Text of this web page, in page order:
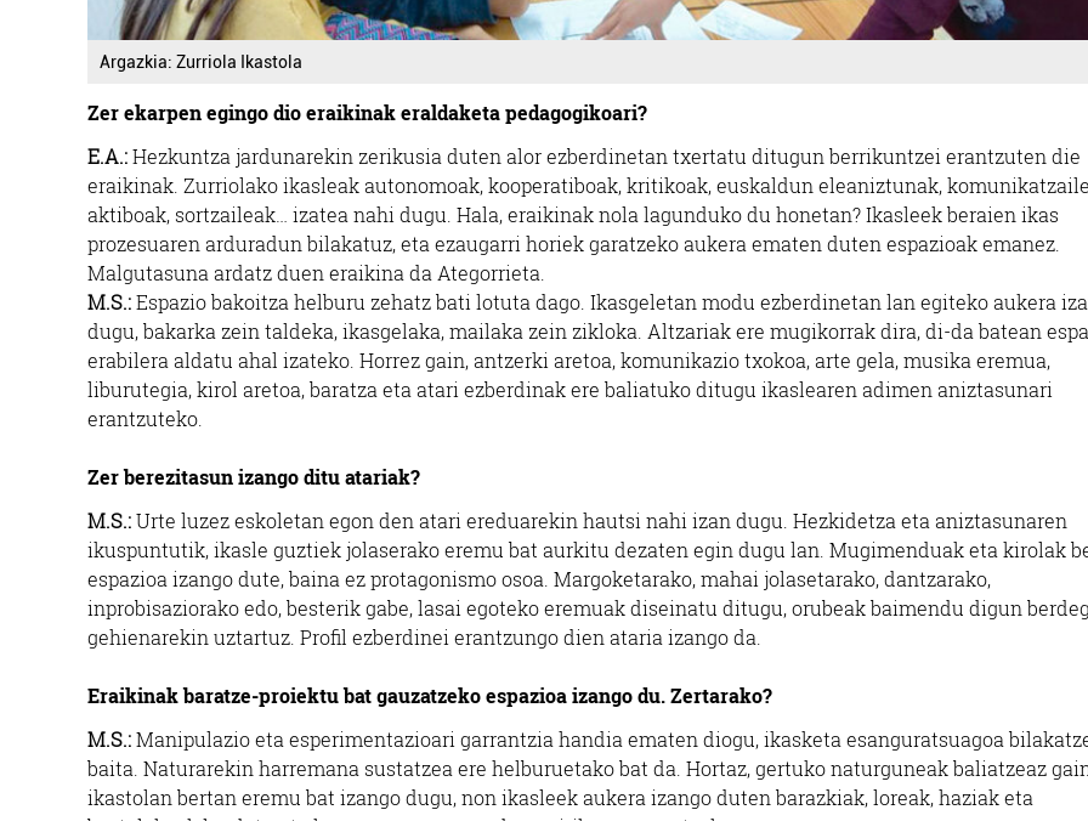
Argazkia: Zurriola Ikastola
Zer ekarpen egingo dio eraikinak eraldaketa pedagogikoari?
E.A.:Hezkuntza jardunarekin zerikusia duten alor ezberdinetan txertatu ditugun berrikuntzei erantzuten die
eraikinak. Zurriolako ikasleak autonomoak, kooperatiboak, kritikoak, euskaldun eleaniztunak,
aktiboak, sortzaileak… izatea nahi dugu. Hala, eraikinak nola lagunduko du honetan? Ikasleek beraien ikas
prozesuaren arduradun bilakatuz, eta ezaugarri horiek garatzeko aukera ematen duten espazioak emanez.
Malgutasuna ardatz duen eraikina da Ategorrieta.
M.S.:Espazio bakoitza helburu zehatz bati lotuta dago. Ikasgeletan modu ezberdinetan lan egiteko aukera
dugu, bakarka zein taldeka, ikasgelaka, mailaka zein zikloka. Altzariak ere mugikorrak dira, di-da batean
erabilera aldatu ahal izateko. Horrez gain, antzerki aretoa, komunikazio txokoa, arte gela, musika eremua,
liburutegia, kirol aretoa, baratza eta atari ezberdinak ere baliatuko ditugu ikaslearen adimen aniztasunari
erantzuteko.
Zer berezitasun izango ditu atariak?
M.S.:Urte luzez eskoletan egon den atari ereduarekin hautsi nahi izan dugu. Hezkidetza eta aniztasunaren
ikuspuntutik, ikasle guztiek jolaserako eremu bat aurkitu dezaten egin dugu lan. Mugimenduak eta kirolak
espazioa izango dute, baina ez protagonismo osoa. Margoketarako, mahai jolasetarako, dantzarako,
inprobisaziorako edo, besterik gabe, lasai egoteko eremuak diseinatu ditugu, orubeak baimendu digun
gehienarekin uztartuz. Profil ezberdinei erantzungo dien ataria izango da.
Eraikinak baratze-proiektu bat gauzatzeko espazioa izango du. Zertarako?
M.S.:Manipulazio eta esperimentazioari garrantzia handia ematen diogu, ikasketa esanguratsuagoa
baita. Naturarekin harremana sustatzea ere helburuetako bat da. Hortaz, gertuko naturguneak baliatzeaz
ikastolan bertan eremu bat izango dugu, non ikasleek aukera izango duten barazkiak, loreak, haziak eta